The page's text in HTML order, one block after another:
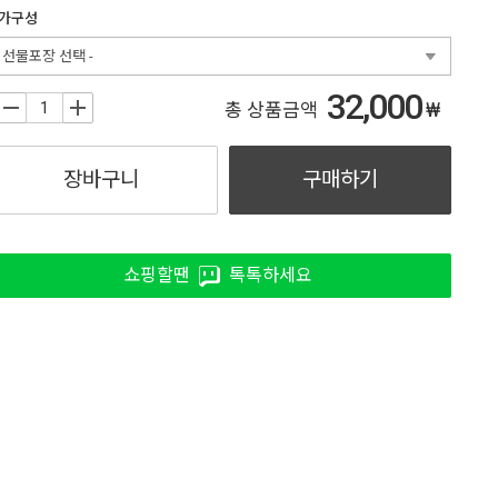
구성
선물포장 선택 -
+ 총 상품금액 32,000₩
장바구니 구매하기
쇼핑할땐 톡톡하세요